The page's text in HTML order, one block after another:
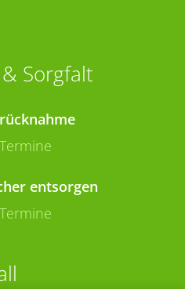
Sorgfalt
entsorgen